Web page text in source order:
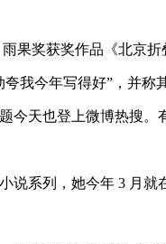
果奖获奖作品《北京
我今年写得好”，并称
天也登上微博热搜
系列，她今年 3 月就